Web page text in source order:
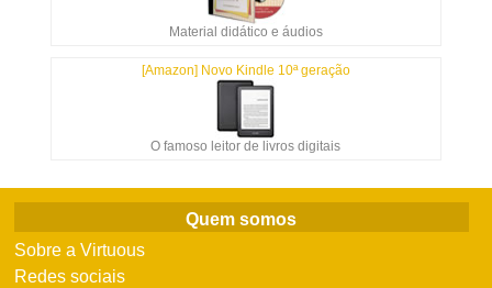
Material didático e áudios
[Amazon] Novo Kindle 10ª geração
O famoso leitor de livros digitais
Quem somos
Sobre a Virtuous
Redes sociais